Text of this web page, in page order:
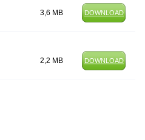
3,6 MB DOWNLOAD
2,2 MB DOWNLOAD